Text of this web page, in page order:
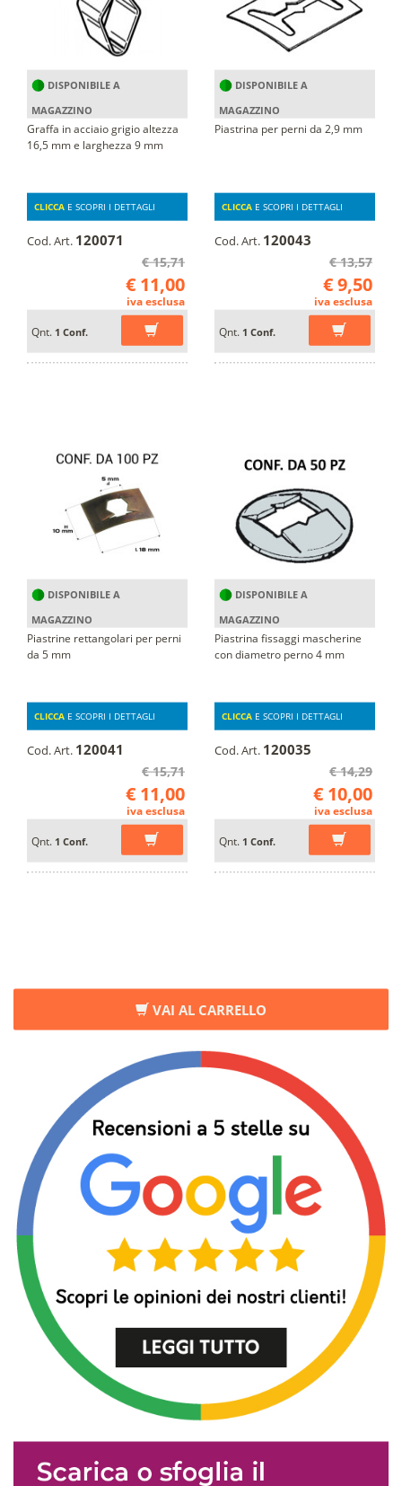
VAI AL CARRELLO
DISPONIBILE A
MAGAZZINO
Graffa in acciaio grigio altezza
16,5 mm e larghezza 9 mm
CLICCA E SCOPRI I DETTAGLI
Cod. Art. 120071
€ 15,71
€ 11,00
iva esclusa
Qnt. 1 Conf.
DISPONIBILE A
MAGAZZINO
Piastrina per perni da 2,9 mm
CLICCA E SCOPRI I DETTAGLI
Cod. Art. 120043
€ 13,57
€ 9,50
iva esclusa
Qnt. 1 Conf.
DISPONIBILE A
MAGAZZINO
Piastrine rettangolari per perni
da 5 mm
CLICCA E SCOPRI I DETTAGLI
Cod. Art. 120041
€ 15,71
€ 11,00
iva esclusa
Qnt. 1 Conf.
DISPONIBILE A
MAGAZZINO
Piastrina fissaggi mascherine
con diametro perno 4 mm
CLICCA E SCOPRI I DETTAGLI
Cod. Art. 120035
€ 14,29
€ 10,00
iva esclusa
Qnt. 1 Conf.